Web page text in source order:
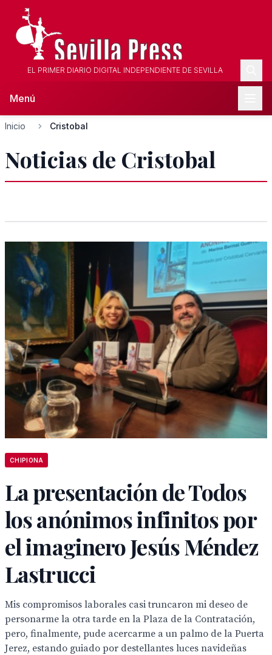
EL PRIMER DIARIO DIGITAL INDEPENDIENTE DE SEVILLA
Menú
Inicio Cristobal
Noticias de Cristobal
CHIPIONA
La presentación de Todos
los anónimos infinitos por
el imaginero Jesús Méndez
Lastrucci
Mis compromisos laborales casi truncaron mi deseo de
personarme la otra tarde en la Plaza de la Contratación,
pero, finalmente, pude acercarme a un palmo de la Puerta
Jerez, estando guiado por destellantes luces navideñas